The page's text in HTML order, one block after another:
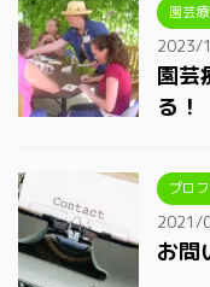
園芸
2023/
園芸
る！
プロ
2021/
お問